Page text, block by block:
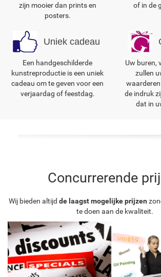
zijn mooier dan prints en
posters.
of in de
Uniek cadeau
Een handgeschilderde
kunstreproductie is een uniek
cadeau om te geven voor een
verjaardag of feestdag.
Uw buren,
zullen
de indruk
dat in
Concurrerende
Wij bieden altijd de laagst mogelijke prijzen
te doen aan de kwaliteit.